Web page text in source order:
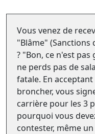
Vous venez de
"Blâme"
? "Bon, ce n'est pas
ne perds pas de
fatale. En
broncher, vous
carrière pour les 3
pourquoi vous
contester, même